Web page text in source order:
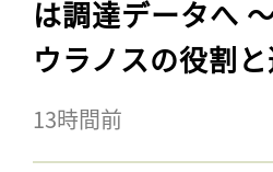
は調達データへ
ウラノスの役割
13時間前